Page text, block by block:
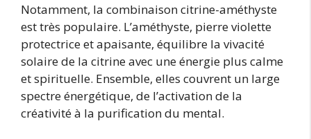
Notamment, la combinaison citrine-améthyste
est très populaire. L’améthyste, pierre violette
protectrice et apaisante, équilibre la vivacité
solaire de la citrine avec une énergie plus calme
et spirituelle. Ensemble, elles couvrent un large
spectre énergétique, de l’activation de la
créativité à la purification du mental.